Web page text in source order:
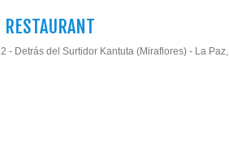
- Detrás del Surtidor Kantuta (Miraflores) - La Paz,